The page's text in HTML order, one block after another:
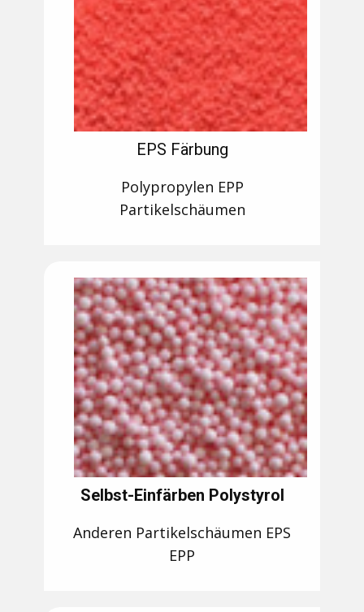
EPS Färbung
Polypropylen EPP
Partikelschäumen
Selbst-Einfärben Polystyrol
Anderen Partikelschäumen EPS
EPP